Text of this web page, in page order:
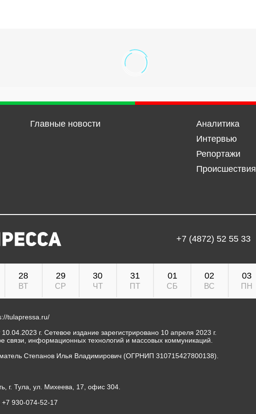
Главные новости
Аналитика
Интервью
Репортажи
Происшествия
+7 (4872) 52 55 33
28
ВТ
29
СР
30
ЧТ
31
ПТ
01
СБ
02
ВС
03
ПН
tulapressa.ru/
г. Сетевое издание зарегистрировано 10 апреля 2023 г.
связи, информационных технологий и массовых коммуникаций.
Степанов Илья Владимирович (ОГРНИП 310715427800138).
г. Тула, ул. Михеева, 17, офис 304.
930-074-52-17